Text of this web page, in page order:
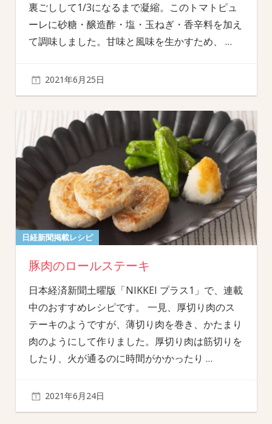
裏ごしして1/3になるまで凝縮。このトマトピュ
ーレに砂糖・醸造酢・塩・玉ねぎ・香辛料を加え
て調味しました。甘味と風味を生かすため、 …
2021年6月25日
日経新聞掲載レシピ
豚肉のロールステーキ
日本経済新聞土曜版「NIKKEI プラス1」で、連載
中のおすすめレシピです。 一見、厚切り肉のス
テーキのようですが、薄切り肉を巻き、かたまり
肉のようにして作りました。厚切り肉は筋切りを
したり、火が通るのに時間がかかったり …
2021年6月24日